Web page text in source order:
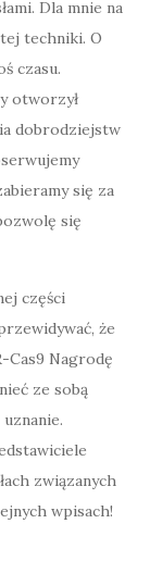
Dla mnie na
techniki. O
czasu.
otworzył
dobrodziejstw
się za
się
części
że
Cas9 Nagrodę
ze sobą
związanych
wpisach!